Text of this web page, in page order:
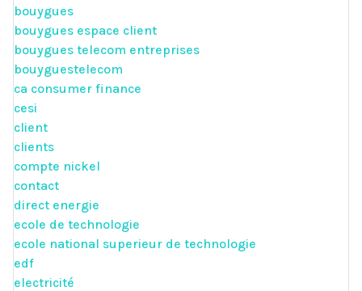
bouygues
bouygues espace client
bouygues telecom entreprises
bouyguestelecom
ca consumer finance
cesi
client
clients
compte nickel
contact
direct energie
ecole de technologie
ecole national superieur de technologie
edf
electricité